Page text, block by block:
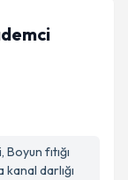
fıtığı
darlığı